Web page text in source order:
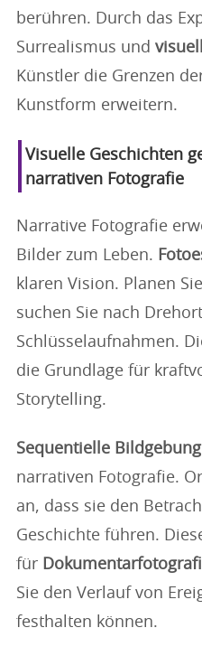
berühren. Durch das
Surrealismus und
Künstler die Grenzen
Kunstform erweitern.
Visuelle Geschichten
narrativen Fotografie
Narrative Fotografie
Bilder zum Leben.
klaren Vision. Planen
suchen Sie nach
Schlüsselaufnahmen.
die Grundlage für
Storytelling.
Sequentielle Bildgebung
narrativen Fotografie.
an, dass sie den
Geschichte führen.
für
Sie den Verlauf von
festhalten können.